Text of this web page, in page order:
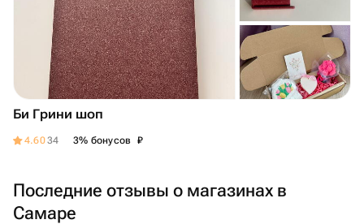
Би Грини шоп
4.6034 3% бонусов ₽
Последние отзывы о магазинах в
Самаре